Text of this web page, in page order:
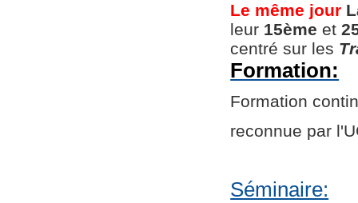
Le même jour
leur 15ème et
centré sur les
Formation:
Formation
reconnue par
Séminaire: